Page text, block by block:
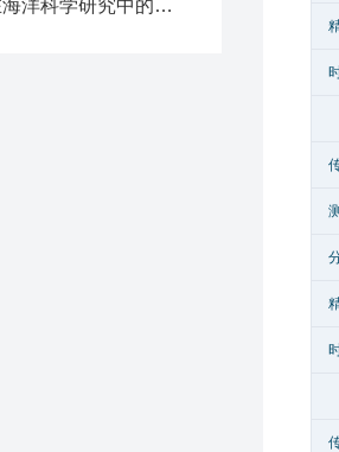
CTD温盐深仪在海洋科学研究中的应用与价值